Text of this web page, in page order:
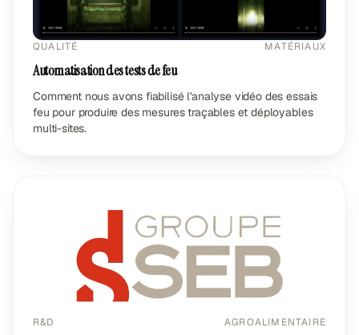
QUALITÉ MATÉRIAUX
Automatisation des tests de feu
Comment nous avons fiabilisé l'analyse vidéo des essais
feu pour produire des mesures traçables et déployables
multi-sites.
R&D AGROALIMENTAIRE